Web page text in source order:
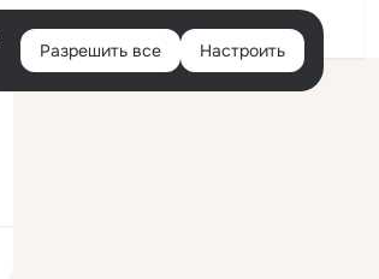
Войти
Разрешить все Настроить